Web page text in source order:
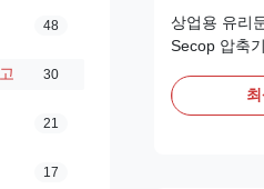
48
30
21
17
상업용 유리
Secop 압축
니다. CE/CB/
다. 맞춤형